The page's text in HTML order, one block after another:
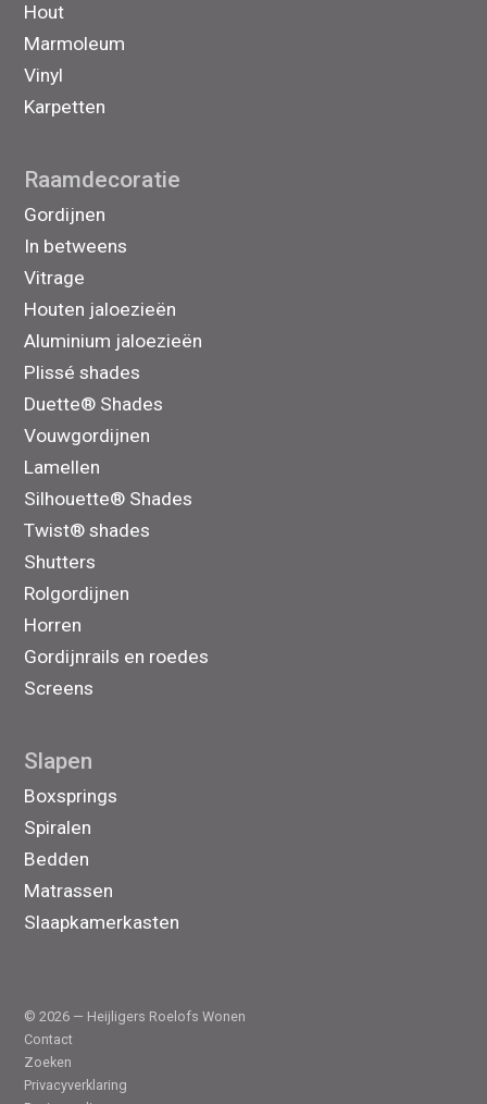
Hout
Marmoleum
Vinyl
Karpetten
Raamdecoratie
Gordijnen
In betweens
Vitrage
Houten jaloezieën
Aluminium jaloezieën
Plissé shades
Duette® Shades
Vouwgordijnen
Lamellen
Silhouette® Shades
Twist® shades
Shutters
Rolgordijnen
Horren
Gordijnrails en roedes
Screens
Slapen
Boxsprings
Spiralen
Bedden
Matrassen
Slaapkamerkasten
© 2026 — Heijligers Roelofs Wonen
Contact
Zoeken
Privacyverklaring